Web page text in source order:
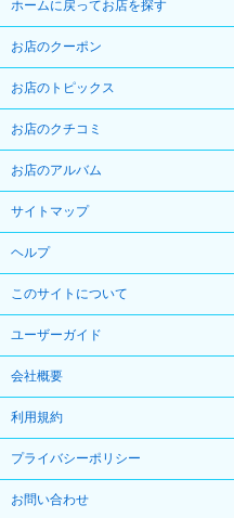
ホームに戻ってお店を探す
お店のクーポン
お店のトピックス
お店のクチコミ
お店のアルバム
サイトマップ
ヘルプ
このサイトについて
ユーザーガイド
会社概要
利用規約
プライバシーポリシー
お問い合わせ